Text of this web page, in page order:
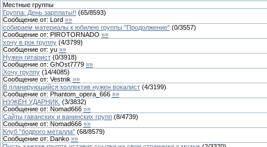
Местные группы
Группа: День зарплаты!! (65/8593)
Сообщение от: Lord »»
собираем материалы к юбилею группы "Продолжение" (0/3557)
Сообщение от: PIROTORNADO »»
хочу в рок группу (4/3799)
Сообщение от: yu »»
Нужен гитарист (0/3918)
Сообщение от: GhOst7779 »»
Хочу группу (14/4085)
Сообщение от: Vestnik »»
В планирующийся коллектив нужен вокалист (4/3199)
Сообщение от: Phantom_opera_666 »»
НУЖЕН УДАРНИК. (3/3832)
Сообщение от: Nomad666 »»
Сайты гаванских и ванинских групп (8/4739)
Сообщение от: Nomad666 »»
Клуб "бодрого металла" (68/8579)
Сообщение от: Danko »»